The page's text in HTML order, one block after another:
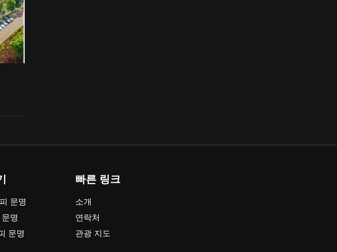
문명
명
문명
빠른 링크
소개
연락처
관광 지도